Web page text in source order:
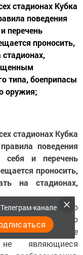
стадионах Кубка
поведения
перечень
проносить,
стадионах,
типа, боеприпасы
оружия;
стадионах Кубка
поведения
и перечень
проносить,
на стадионах,
оружие любого
огнестрельного
в том числе
не являющиеся
канале